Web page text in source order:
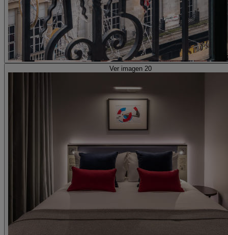
Ver imagen 20